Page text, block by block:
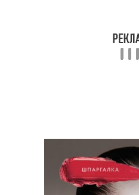
Макияж для серых глаз